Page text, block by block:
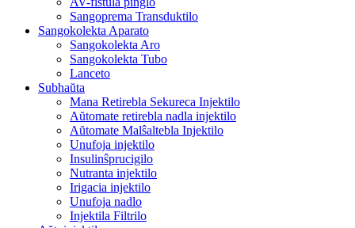
Sangoprema Transduktilo
Sangokolekta Aparato
Sangokolekta Aro
Sangokolekta Tubo
Lanceto
Subhaŭta
Mana Retirebla Sekureca Injektilo
Aŭtomate retirebla nadla injektilo
Aŭtomate Malŝaltebla Injektilo
Unufoja injektilo
Insulinŝprucigilo
Nutranta injektilo
Irigacia injektilo
Unufoja nadlo
Injektila Filtrilo